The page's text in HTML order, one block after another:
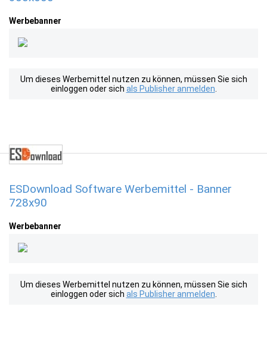
Werbebanner
Um dieses Werbemittel nutzen zu können, müssen Sie sich
einloggen oder sich als Publisher anmelden
ESDownload Software Werbemittel - Banner
728x90
Werbebanner
Um dieses Werbemittel nutzen zu können, müssen Sie sich
einloggen oder sich als Publisher anmelden